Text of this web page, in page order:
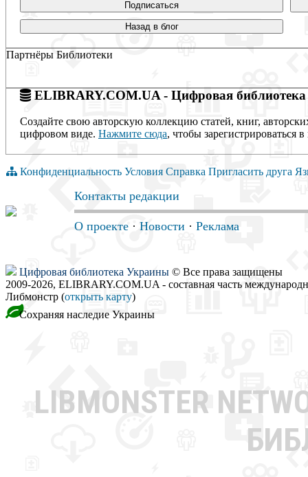
Подписаться
Назад в блог
Партнёры Библиотеки
ELIBRARY.COM.UA - Цифровая библиотека
Создайте свою авторскую коллекцию статей, книг,
цифровом виде. Нажмите сюда, чтобы зарегистрироваться в
Конфиденциальность Условия Справка Пригласить друга
Контакты редакции
О проекте · Новости · Реклама
Цифровая библиотека Украины © Все права защищены
2009-2026, ELIBRARY.COM.UA - составная часть
Либмонстр (открыть карту)
Сохраняя наследие Украины
LIBMONSTER